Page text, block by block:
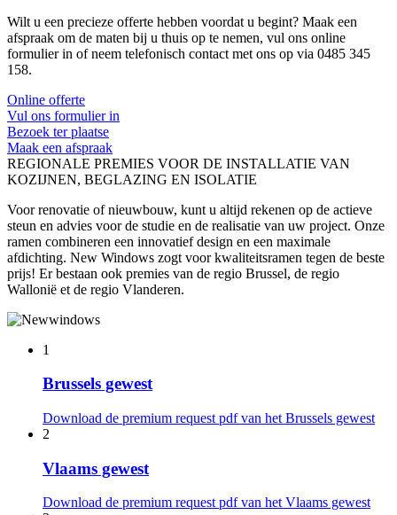
Wilt u een precieze offerte hebben voordat u begint? Maak een
afspraak om de maten bij u thuis op te nemen, vul ons online
formulier in of neem telefonisch contact met ons op via 0485 345
158.
Online offerte
Vul ons formulier in
Bezoek ter plaatse
Maak een afspraak
REGIONALE PREMIES VOOR DE INSTALLATIE VAN
KOZIJNEN, BEGLAZING EN ISOLATIE
Voor renovatie of nieuwbouw, kunt u altijd rekenen op de actieve
steun en advies voor de studie en de realisatie van uw project. Onze
ramen combineren een innovatief design en een maximale
afdichting. New Windows zogt voor kwaliteitsramen tegen de beste
prijs! Er bestaan ook premies van de regio Brussel, de regio
Wallonië et de regio Vlanderen.
1
Brussels gewest
Download de premium request pdf van het Brussels gewest
2
Vlaams gewest
Download de premium request pdf van het Vlaams gewest